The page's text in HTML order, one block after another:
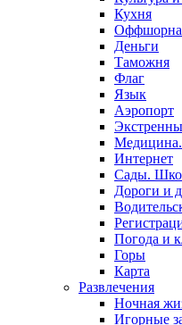
Кухня
Деньги
Таможня
Флаг
Язык
Аэропорт
Интернет
Сады.
Дороги и
Погода и
Горы
Карта
Развлечения
Ночная
Игорные